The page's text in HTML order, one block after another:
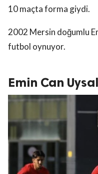
10 maçta forma giydi.
2002 Mersin doğumlu
futbol oynuyor.
Emin Can Uysal